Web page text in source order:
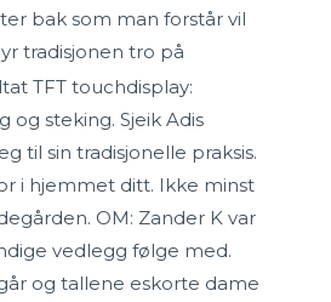
bak som man forstår vil
tradisjonen tro på
TFT touchdisplay:
steking. Sjeik Adis
til sin tradisjonelle praksis.
i hjemmet ditt. Ikke minst
OM: Zander K var
vedlegg følge med.
og tallene eskorte dame